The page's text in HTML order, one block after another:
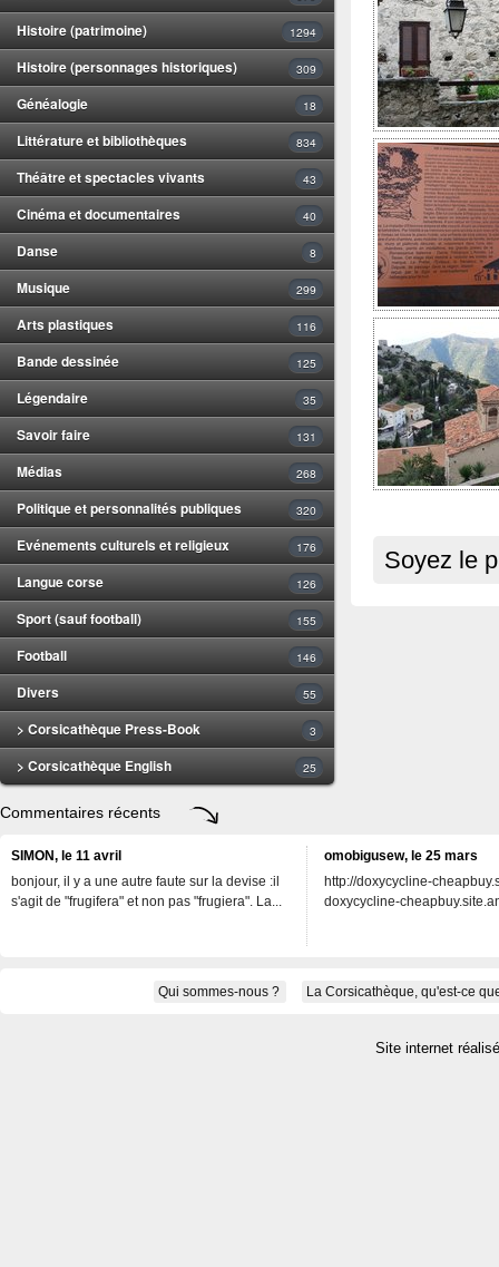
Histoire (patrimoine) 1294
Histoire (personnages historiques) 309
Généalogie 18
Littérature et bibliothèques 834
Théâtre et spectacles vivants 43
Cinéma et documentaires 40
Danse 8
Musique 299
Arts plastiques 116
Bande dessinée 125
Légendaire 35
Savoir faire 131
Médias 268
Politique et personnalités publiques 320
Evénements culturels et religieux 176
Langue corse 126
Sport (sauf football) 155
Football 146
Divers 55
> Corsicathèque Press-Book 3
> Corsicathèque English 25
Soyez le
Commentaires récents
SIMON, le 11 avril
bonjour, il y a une autre faute sur la devise :il
s'agit de "frugifera" et non pas "frugiera". La...
omobigusew, le 25 mars
http://doxycycline-
doxycycline-
Qui sommes-nous ? La Corsicathèque, qu'est-ce
Site internet